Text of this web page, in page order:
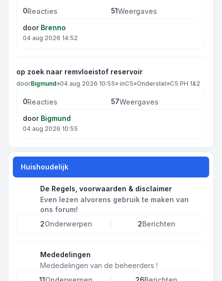
0Reacties 51Weergaves
door Brenno
04 aug 2026 14:52
op zoek naar remvloeistof reservoir
doorBigmund»04 aug 2026 10:55» inC5»Onderstel»C5 PH 1&2
0Reacties 57Weergaves
door Bigmund
04 aug 2026 10:55
Huishoudelijk
De Regels, voorwaarden & disclaimer
Even lezen alvorens gebruik te maken van
ons forum!
2Onderwerpen 2Berichten
Mededelingen
Mededelingen van de beheerders !